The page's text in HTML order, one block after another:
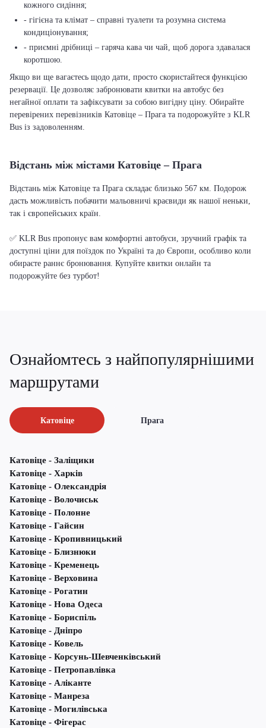
кожного сидіння;
- гігієна та клімат – справні туалети та розумна система
кондиціонування;
- приємні дрібниці – гаряча кава чи чай, щоб дорога здавалася
коротшою.
Якщо ви ще вагаєтесь щодо дати, просто скористайтеся функцією
резервації. Це дозволяє забронювати квитки на автобус без
негайної оплати та зафіксувати за собою вигідну ціну. Обирайте
перевірених перевізників Катовіце – Прага та подорожуйте з KLR
Bus із задоволенням.
Відстань між містами Катовіце – Прага
Відстань між Катовіце та Прага складає близько 567 км. Подорож
дасть можливість побачити мальовничі краєвиди як нашої неньки,
так і європейських країн.
✅ KLR Bus пропонує вам комфортні автобуси, зручний графік та
доступні ціни для поїздок по Україні та до Європи, особливо коли
обираєте раннє бронювання. Купуйте квитки онлайн та
подорожуйте без турбот!
Ознайомтесь з найпопулярнішими
маршрутами
Катовіце Прага
Катовіце - Заліщики
Катовіце - Харків
Катовіце - Олександрія
Катовіце - Волочиськ
Катовіце - Полонне
Катовіце - Гайсин
Катовіце - Кропивницький
Катовіце - Близнюки
Катовіце - Кременець
Катовіце - Верховина
Катовіце - Рогатин
Катовіце - Нова Одеса
Катовіце - Бориспіль
Катовіце - Дніпро
Катовіце - Ковель
Катовіце - Корсунь-Шевченківський
Катовіце - Петропавлівка
Катовіце - Аліканте
Катовіце - Манреза
Катовіце - Могилівська
Катовіце - Фігерас